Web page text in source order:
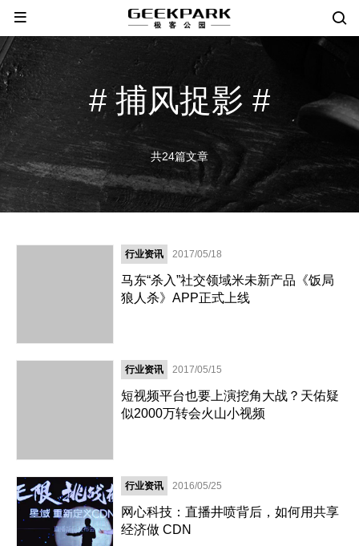
# 捕风捉影 #
共24篇文章
行业资讯 2017/05/18
马东“杀入”社交领域米未新产品《饭局
狼人杀》APP正式上线
行业资讯 2017/05/15
短视频平台也要上演挖角大战？天佑疑
似2000万转会火山小视频
行业资讯 2016/05/25
网心科技：直播井喷背后，如何用共享
经济做 CDN